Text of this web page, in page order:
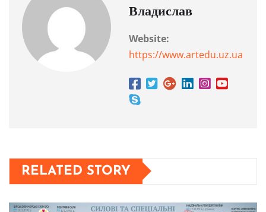
Владислав
Website:
https://www.artedu.uz.ua
RELATED STORY